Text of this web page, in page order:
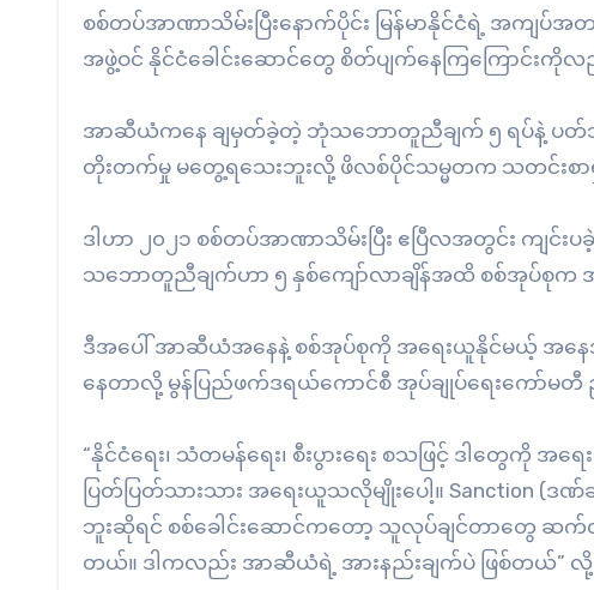
စစ်တပ်အာဏာသိမ်းပြီးနောက်ပိုင်း မြန်မာနိုင်ငံရဲ့ အကျပ်
အဖွဲ့ဝင် နိုင်ငံခေါင်းဆောင်တွေ စိတ်ပျက်နေကြကြောင်း
အာဆီယံကနေ ချမှတ်ခဲ့တဲ့ ဘုံသဘောတူညီချက် ၅ ရပ်နဲ့ ပ
တိုးတက်မှု မတွေ့ရသေးဘူးလို့ ဖိလစ်ပိုင်သမ္မတက သတင်းစာရှင်း
ဒါဟာ ၂၀၂၁ စစ်တပ်အာဏာသိမ်းပြီး ဧပြီလအတွင်း က
သဘောတူညီချက်ဟာ ၅ နှစ်ကျော်လာချိန်အထိ စစ်အုပ်စုက
ဒီအပေါ် အာဆီယံအနေနဲ့ စစ်အုပ်စုကို အရေးယူနိုင်မယ့် အနေအ
နေတာလို့ မွန်ပြည်ဖက်ဒရယ်ကောင်စီ အုပ်ချုပ်ရေးကော်မတီ
“နိုင်ငံရေး၊ သံတမန်ရေး၊ စီးပွားရေး စသဖြင့် ဒါတွေကို
ပြတ်ပြတ်သားသား အရေးယူသလိုမျိုးပေါ့။
ဘူးဆိုရင် စစ်ခေါင်းဆောင်ကတော့ သူလုပ်ချင်တာတွေ ဆက်လု
တယ်။ ဒါကလည်း အာဆီယံရဲ့ အားနည်းချက်ပဲ ဖြစ်တယ်”